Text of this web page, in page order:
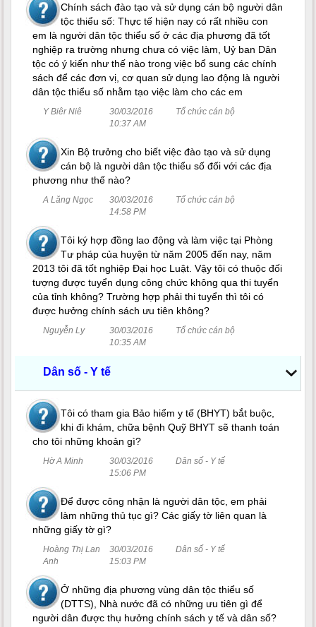
Chính sách đào tạo và sử dụng cán bộ người dân
tộc thiểu số: Thực tế hiện nay có rất nhiều con
em là người dân tộc thiểu số ở các địa phương đã tốt
nghiệp ra trường nhưng chưa có việc làm, Uỷ ban Dân
tộc có ý kiến như thế nào trong việc bổ sung các chính
sách để các đơn vị, cơ quan sử dụng lao động là người
dân tộc thiểu số nhằm tạo việc làm cho các em
Y Biêr Niê
30/03/2016
10:37 AM
Tổ chức cán bộ
Xin Bộ trưởng cho biết việc đào tạo và sử dụng
cán bộ là người dân tộc thiểu số đối với các địa
phương như thế nào?
A Lăng Ngọc
30/03/2016
14:58 PM
Tổ chức cán bộ
Tôi ký hợp đồng lao động và làm việc tại Phòng
Tư pháp của huyện từ năm 2005 đến nay, năm
2013 tôi đã tốt nghiệp Đại học Luật. Vậy tôi có thuộc đối
tượng được tuyển dụng công chức không qua thi tuyển
của tỉnh không? Trường hợp phải thi tuyển thì tôi có
được hưởng chính sách ưu tiên không?
Nguyễn Ly
30/03/2016
10:35 AM
Tổ chức cán bộ
Dân số - Y tế
Tôi có tham gia Bảo hiểm y tế (BHYT) bắt buộc,
khi đi khám, chữa bệnh Quỹ BHYT sẽ thanh toán
cho tôi những khoản gì?
Hờ A Minh
30/03/2016
15:06 PM
Dân số - Y tế
Để được công nhận là người dân tộc, em phải
làm những thủ tục gì? Các giấy tờ liên quan là
những giấy tờ gì?
Hoàng Thị Lan
Anh
30/03/2016
15:03 PM
Dân số - Y tế
Ở những địa phương vùng dân tộc thiểu số
(DTTS), Nhà nước đã có những ưu tiên gì để
người dân được thụ hưởng chính sách y tế và dân số?